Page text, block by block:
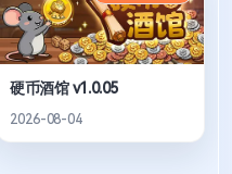
硬币酒馆 v1.0.05
2026-08-04